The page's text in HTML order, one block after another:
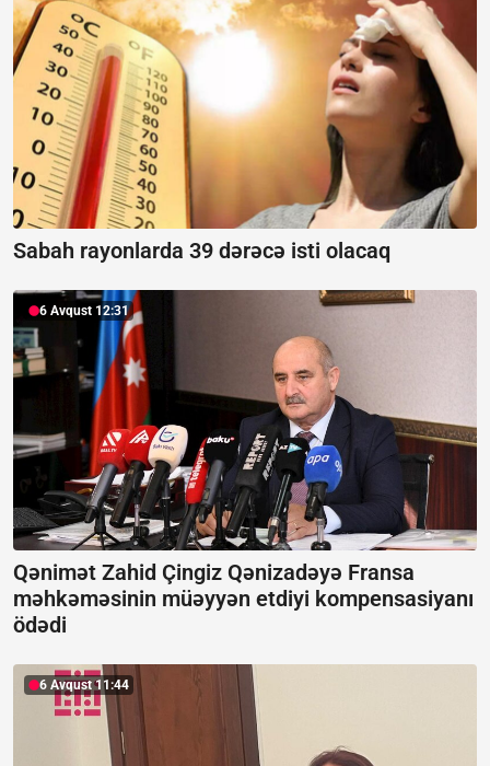
Sabah rayonlarda 39 dərəcə isti olacaq
6 Avqust 12:31
Qənimət Zahid Çingiz Qənizadəyə Fransa
məhkəməsinin müəyyən etdiyi kompensasiyanı
ödədi
6 Avqust 11:44